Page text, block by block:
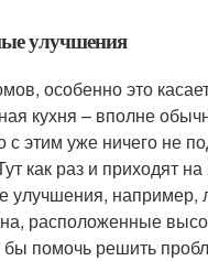
улучшения
особенно это
кухня – вполне
с этим уже ничего не
как раз и приходят
улучшения,
расположенные
бы помочь решить